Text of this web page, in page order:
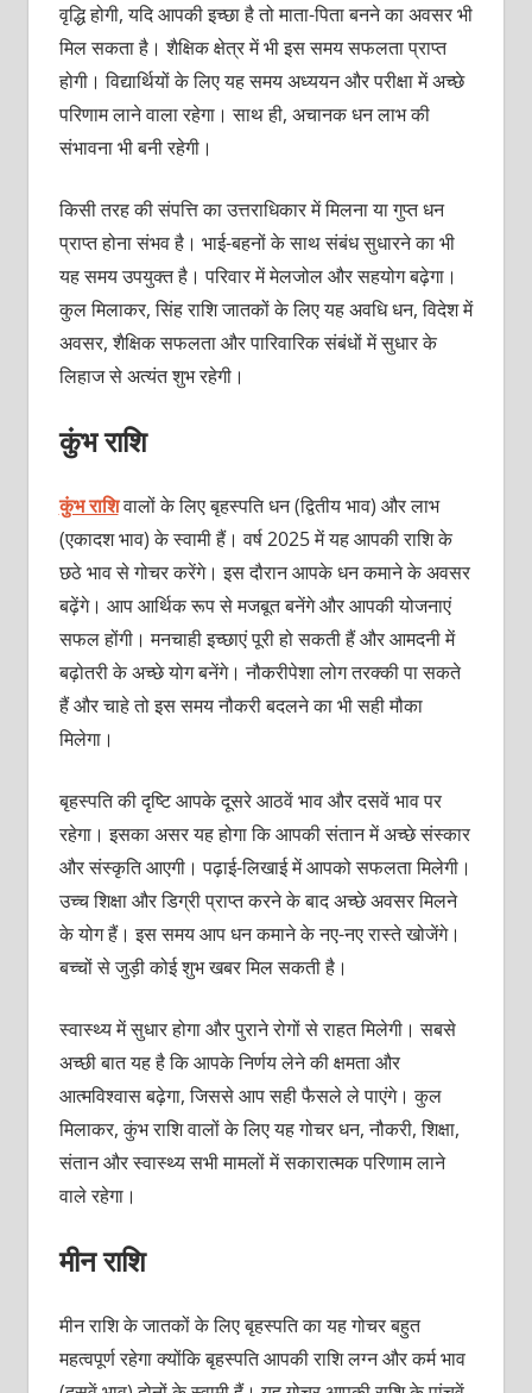
वृद्धि होगी, यदि आपकी इच्छा है तो माता-पिता बनने का अवसर भी
मिल सकता है। शैक्षिक क्षेत्र में भी इस समय सफलता प्राप्त
होगी। विद्यार्थियों के लिए यह समय अध्ययन और परीक्षा में अच्छे
परिणाम लाने वाला रहेगा। साथ ही, अचानक धन लाभ की
संभावना भी बनी रहेगी।
किसी तरह की संपत्ति का उत्तराधिकार में मिलना या गुप्त धन
प्राप्त होना संभव है। भाई-बहनों के साथ संबंध सुधारने का भी
यह समय उपयुक्त है। परिवार में मेलजोल और सहयोग बढ़ेगा।
कुल मिलाकर, सिंह राशि जातकों के लिए यह अवधि धन, विदेश में
अवसर, शैक्षिक सफलता और पारिवारिक संबंधों में सुधार के
लिहाज से अत्यंत शुभ रहेगी।
कुंभ राशि
कुंभ राशिवालों के लिए बृहस्पति धन (द्वितीय भाव) और लाभ
(एकादश भाव) के स्वामी हैं। वर्ष 2025 में यह आपकी राशि के
छठे भाव से गोचर करेंगे। इस दौरान आपके धन कमाने के अवसर
बढ़ेंगे। आप आर्थिक रूप से मजबूत बनेंगे और आपकी योजनाएं
सफल होंगी। मनचाही इच्छाएं पूरी हो सकती हैं और आमदनी में
बढ़ोतरी के अच्छे योग बनेंगे। नौकरीपेशा लोग तरक्की पा सकते
हैं और चाहे तो इस समय नौकरी बदलने का भी सही मौका
मिलेगा।
बृहस्पति की दृष्टि आपके दूसरे आठवें भाव और दसवें भाव पर
रहेगा। इसका असर यह होगा कि आपकी संतान में अच्छे संस्कार
और संस्कृति आएगी। पढ़ाई-लिखाई में आपको सफलता मिलेगी।
उच्च शिक्षा और डिग्री प्राप्त करने के बाद अच्छे अवसर मिलने
के योग हैं। इस समय आप धन कमाने के नए-नए रास्ते खोजेंगे।
बच्चों से जुड़ी कोई शुभ खबर मिल सकती है।
स्वास्थ्य में सुधार होगा और पुराने रोगों से राहत मिलेगी। सबसे
अच्छी बात यह है कि आपके निर्णय लेने की क्षमता और
आत्मविश्वास बढ़ेगा, जिससे आप सही फैसले ले पाएंगे। कुल
मिलाकर, कुंभ राशि वालों के लिए यह गोचर धन, नौकरी, शिक्षा,
संतान और स्वास्थ्य सभी मामलों में सकारात्मक परिणाम लाने
वाले रहेगा।
मीन राशि
मीन राशि के जातकों के लिए बृहस्पति का यह गोचर बहुत
महत्वपूर्ण रहेगा क्योंकि बृहस्पति आपकी राशि लग्न और कर्म भाव